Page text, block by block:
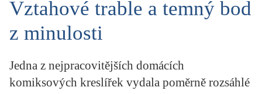
LITERATURY
PŘEHLED
PORTRÉT
Vztahové trable a temný bod
z minulosti
Jedna z nejpracovitějších domácích
komiksových kreslířek vydala poměrně rozsáhlé